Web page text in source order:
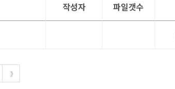
작성자 파일갯수
》